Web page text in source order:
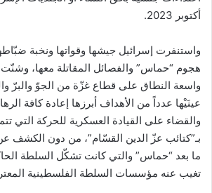
أكتوبر 2023.
واستنفرت إسرائيل جيشها وقواتها ونخبة
هجوم “حماس” والفصائل المقاتلة معها،
واسعة النطاق على قطاع غزّة من الجوّ والبرّ
عينَيْها عدداً من الأهداف أبرزها إعادة كافة
والقضاء على القيادة العسكرية للحركة التي
بـ”كتائب عزّ الدين القسّام”، من دون الكشف عن
ما بعد “حماس” والتي كانت تشكّل السلطة
تغيب عنه مؤسسات السلطة الفلسطينية